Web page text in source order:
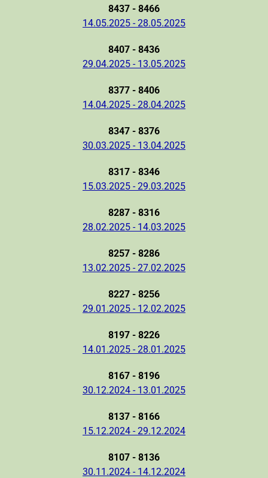
8437 - 8466
14.05.2025 - 28.05.2025
8407 - 8436
29.04.2025 - 13.05.2025
8377 - 8406
14.04.2025 - 28.04.2025
8347 - 8376
30.03.2025 - 13.04.2025
8317 - 8346
15.03.2025 - 29.03.2025
8287 - 8316
28.02.2025 - 14.03.2025
8257 - 8286
13.02.2025 - 27.02.2025
8227 - 8256
29.01.2025 - 12.02.2025
8197 - 8226
14.01.2025 - 28.01.2025
8167 - 8196
30.12.2024 - 13.01.2025
8137 - 8166
15.12.2024 - 29.12.2024
8107 - 8136
30.11.2024 - 14.12.2024